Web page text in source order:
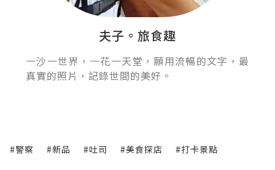
夫子。旅食趣
一沙一世界，一花一天堂，願用流暢的文字，最
真實的照片，記錄世間的美好。
#警察 #新品 #吐司 #美食探店 #打卡景點